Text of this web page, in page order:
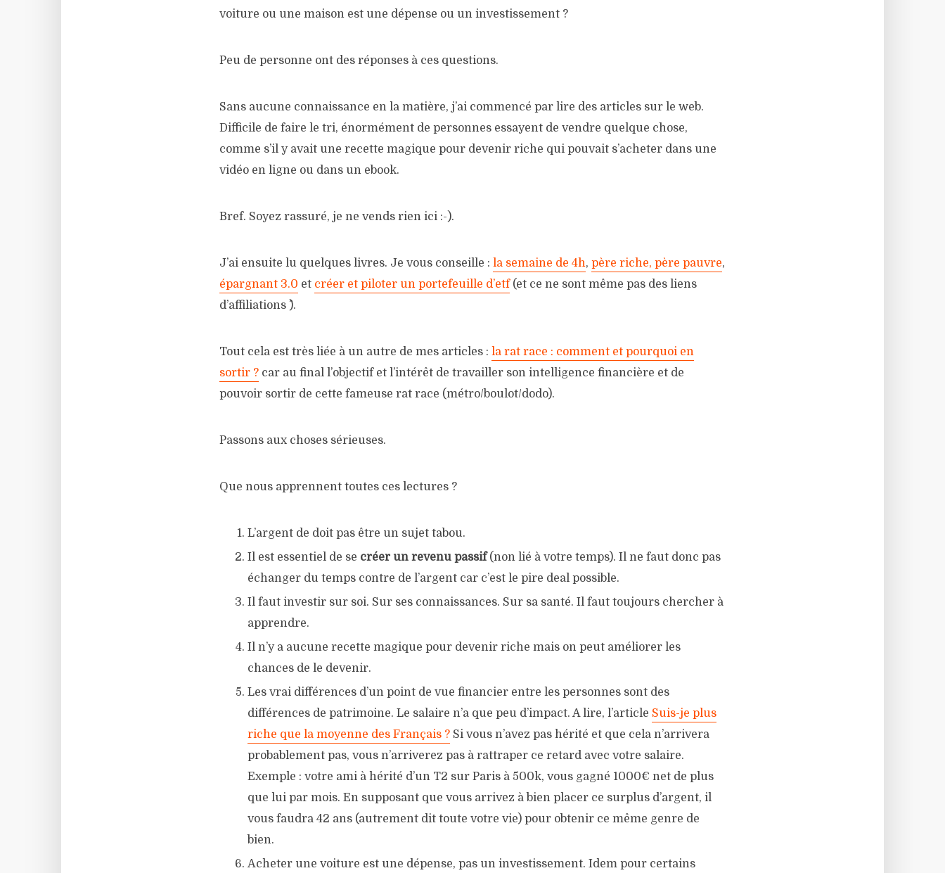
voiture ou une maison est une dépense ou un investissement ?
Peu de personne ont des réponses à ces questions.
Sans aucune connaissance en la matière, j’ai commencé par lire des articles sur le web.
Difficile de faire le tri, énormément de personnes essayent de vendre quelque chose,
comme s’il y avait une recette magique pour devenir riche qui pouvait s’acheter dans une
vidéo en ligne ou dans un ebook.
Bref. Soyez rassuré, je ne vends rien ici :-).
J’ai ensuite lu quelques livres. Je vous conseille : la semaine de 4h, père riche, père pauvre,
épargnant 3.0 et créer et piloter un portefeuille d’etf(et ce ne sont même pas des liens
d’affiliations ^^).
Tout cela est très liée à un autre de mes articles : la rat race : comment et pourquoi en
sortir ? car au final l’objectif et l’intérêt de travailler son intelligence financière et de
pouvoir sortir de cette fameuse rat race (métro/boulot/dodo).
Passons aux choses sérieuses.
Que nous apprennent toutes ces lectures ?
L’argent de doit pas être un sujet tabou.
Il est essentiel de se créer un revenu passif(non lié à votre temps). Il ne faut donc pas
échanger du temps contre de l’argent car c’est le pire deal possible.
Il faut investir sur soi. Sur ses connaissances. Sur sa santé. Il faut toujours chercher à
apprendre.
Il n’y a aucune recette magique pour devenir riche mais on peut améliorer les
chances de le devenir.
Les vrai différences d’un point de vue financier entre les personnes sont des
différences de patrimoine. Le salaire n’a que peu d’impact. A lire, l’article Suis-je plus
riche que la moyenne des Français ? Si vous n’avez pas hérité et que cela n’arrivera
probablement pas, vous n’arriverez pas à rattraper ce retard avec votre salaire.
Exemple : votre ami à hérité d’un T2 sur Paris à 500k, vous gagné 1000€ net de plus
que lui par mois. En supposant que vous arrivez à bien placer ce surplus d’argent, il
vous faudra 42 ans (autrement dit toute votre vie) pour obtenir ce même genre de
bien.
Acheter une voiture est une dépense, pas un investissement. Idem pour certains